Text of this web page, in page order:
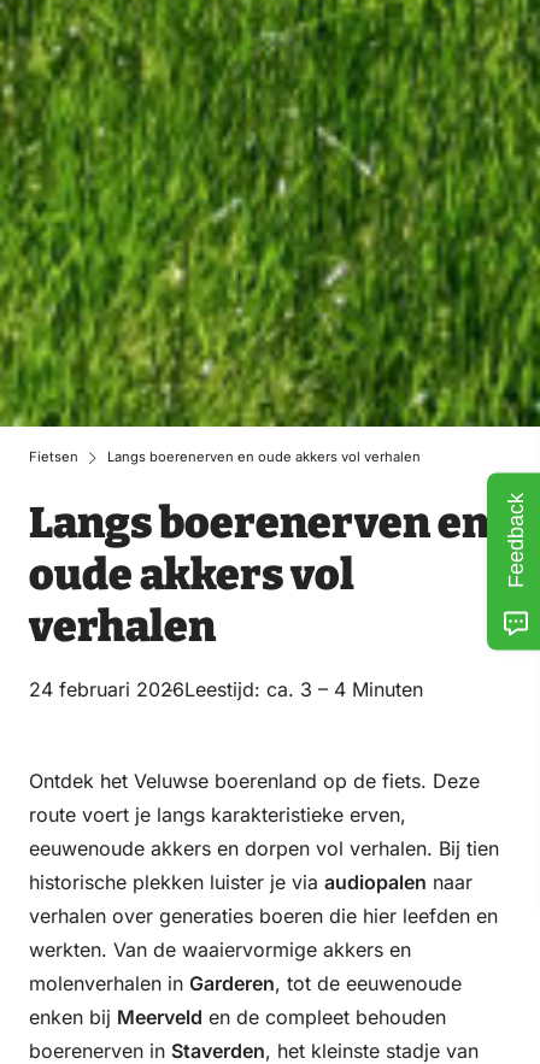
Fietsen Langs boerenerven en oude akkers vol verhalen
Langs boerenerven en
oude akkers vol
verhalen
24 februari 2026Leestijd: ca. 3 – 4 Minuten
Ontdek het Veluwse boerenland op de fiets. Deze
route voert je langs karakteristieke erven,
eeuwenoude akkers en dorpen vol verhalen. Bij tien
historische plekken luister je via audiopalen naar
verhalen over generaties boeren die hier leefden en
werkten. Van de waaiervormige akkers en
molenverhalen in Garderen, tot de eeuwenoude
enken bij Meerveld en de compleet behouden
boerenerven in Staverden, het kleinste stadje van
Feedback